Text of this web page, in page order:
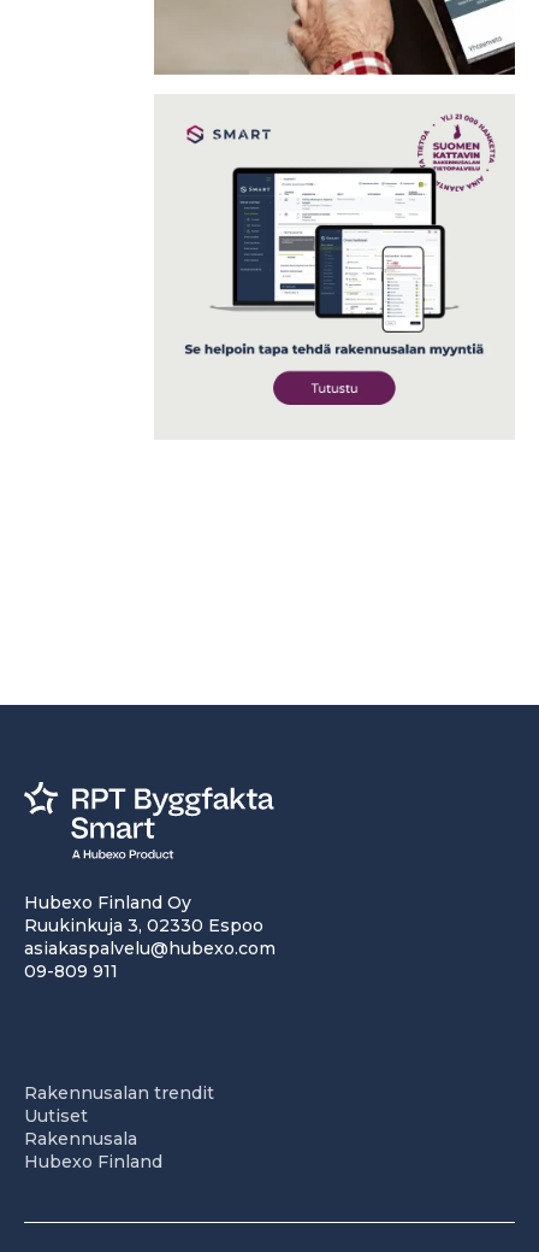
Hubexo Finland Oy
Ruukinkuja 3, 02330 Espoo
asiakaspalvelu@hubexo.com
09-809 911
Rakennusalan trendit
Uutiset
Rakennusala
Hubexo Finland